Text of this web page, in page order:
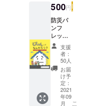
500円
防災パ
ンフ
レット
『じし
んてな
んだろ
う？』
の送付
お礼の
メッ
セージ
支援
者：
50人
お届
け予
定：
2021
年09
月
こ